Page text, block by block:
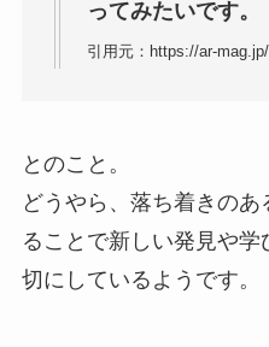
ってみたいです。
引用元：https://ar-mag.jp/
とのこと。
どうやら、落ち着きの
ることで新しい発見や
切にしているようです。